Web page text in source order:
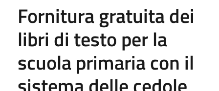
Fornitura gratuita dei
libri di testo per la
scuola primaria con il